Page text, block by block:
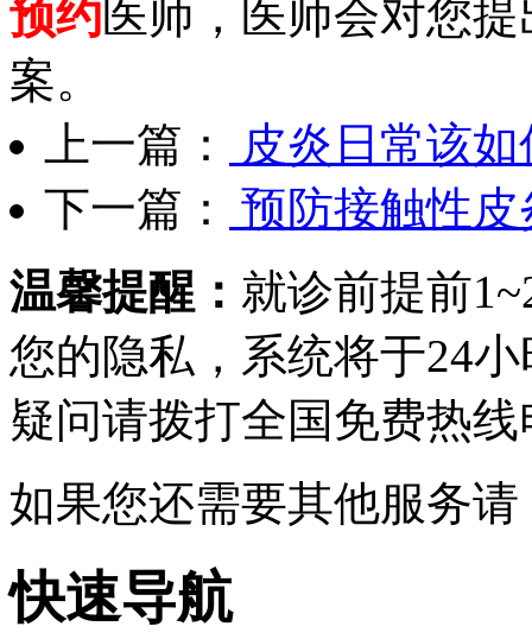
预约医师，医师会对您
案。
上一篇：
皮炎日常该
下一篇：
预防接触性
温馨提醒： 就诊前提前
您的隐私，系统将于24
疑问请拨打全国免费热线
如果您还需要其他服务
快速导航